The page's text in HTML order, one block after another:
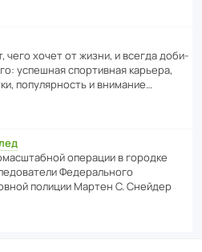
чего хочет от жизни, и всегда доби­
успе­шная спор­ти­вная карьера,
попу­ля­р­ность и внимание…
операции в городке
Феде­раль­ного
полиции Мартен С. Снейдер